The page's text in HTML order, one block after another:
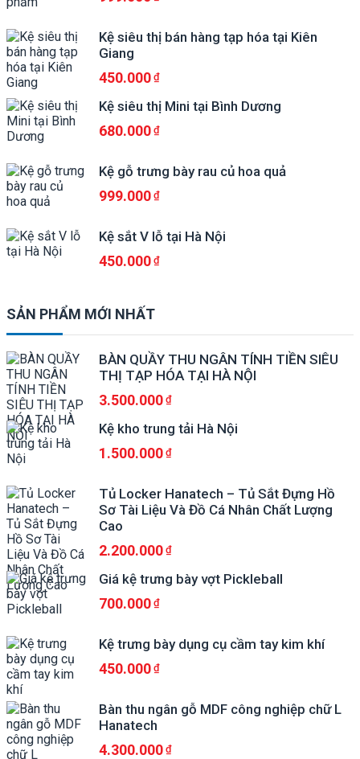
Kệ siêu thị bán hàng tạp hóa tại Kiên
Giang
450.000
Kệ siêu thị Mini tại Bình Dương
680.000
Kệ gỗ trưng bày rau củ hoa quả
999.000
Kệ sắt V lỗ tại Hà Nội
450.000
SẢN PHẨM MỚI NHẤT
BÀN QUẦY THU NGÂN TÍNH TIỀN SIÊU
THỊ TẠP HÓA TẠI HÀ NỘI
3.500.000
Kệ kho trung tải Hà Nội
1.500.000
Tủ Locker Hanatech – Tủ Sắt Đựng Hồ
Sơ Tài Liệu Và Đồ Cá Nhân Chất Lượng
Cao
2.200.000
Giá kệ trưng bày vợt Pickleball
700.000
Kệ trưng bày dụng cụ cầm tay kim khí
450.000
Bàn thu ngân gỗ MDF công nghiệp chữ L
Hanatech
4.300.000